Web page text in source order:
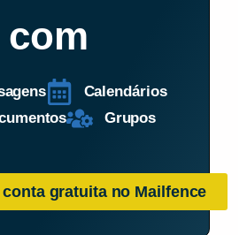
com
Calendários
Grupos
gratuita no Mailfence